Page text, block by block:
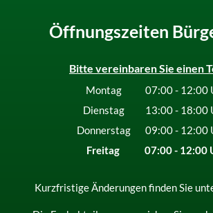
Öffnungszeiten
Bitte vereinbaren Sie einen
Montag 07:00- 12:00
Von
Dienstag 13:00- 18:00
Von
Donnerstag 09:00- 12:00
Von
Freitag 07:00- 12:00
Kurzfristige Änderungen finden Sie